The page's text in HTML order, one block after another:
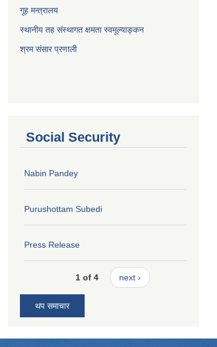
गूह मन्त्रालय
स्थानीय तह संस्थागत क्षमता स्वमूल्याङ्कन
श्रम संसार प्रणाली
Social Security
Nabin Pandey
Purushottam Subedi
Press Release
1 of 4 next ›
थप समाचार